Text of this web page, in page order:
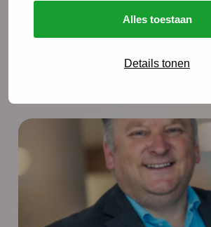
Alles toestaan
Details tonen